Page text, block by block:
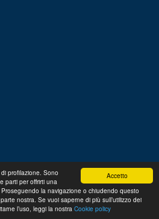
Accetto
profilazione. Sono
parti per offrirti una
la navigazione o chiudendo questo
nostra. Se vuoi saperne di più sull’utilizzo dei
l’uso, leggi la nostra Cookie policy
Domande frequenti
Cookie
policy
Copyright © 2026 Advance S.r.L.